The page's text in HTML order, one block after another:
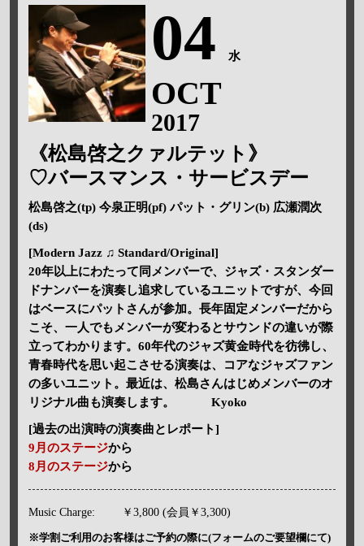
04 水
OCT
2017
《松島啓之クァルテット》
♡バースマンス・サービスデー
松島啓之(tp) 今泉正明(pf) パット・グリン(b) 広瀬潤次
(ds)
[Modern Jazz ♫ Standard/Original]
20年以上にわたって同メンバーで、ジャズ・スタンダー
ドナンバーを演奏し追求しているユニットですが、今回
はベースにパットさんが参加。長年固定メンバーだから
こそ、一人でもメンバーが変わるとサウンドの違いが際
立ってわかります。60年代のジャズ黄金時代を彷彿し、
青春時代を思い起こさせる演奏は、コアなジャズファン
の多いユニット。最近は、松島さんはじめメンバーのオ
リジナル曲も演奏します。 Kyoko
[過去の出演時の演奏曲とレポート]
9月のステージから
8月のステージから
Music Charge: ￥3,800 (会員￥3,300)
※学割ご利用のお客様はご予約の際に(フォームのご要望欄にて)